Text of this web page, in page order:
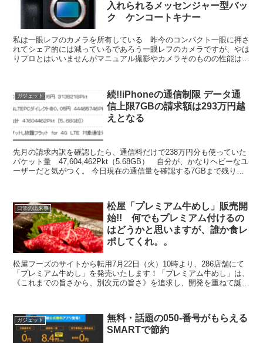
入れられるメッセンジャー型バッ
ク ケンコートキナー
私は一眼レフのカメラを所有している 昨今のコンパクト一眼に押さ
れてシェア的には減っているであろう一眼レフのカメラですが、やは
りプロとはいいませんがマニュアル撮影やカメラそのものの性能はコ
ガジェット
続!!iPhoneの通信制限 データ通
信上限7GBの請求額は293万円越
えとなる
先月の請求内訳を確認したら、通信料だけで238万円分も使っていた
パケット量 47,604,462Pkt（5.68GB） 自分が、かなりヘビーなユ
ーザーだと気がつく。 今日現在の通信量を確認する7GBまで残り
日常の出来事
松屋「プレミアム牛めし」販売開
始!! 何でもプレミアム付けるの
はどうかと思いますが、誰か食レ
ポしてくれ。。
松屋フーズのサイトから転用7月22日（火）10時より、286店舗にて
「プレミアム牛めし」を発売いたします！「プレミアム牛めし」は、
《これまでの旨さから、別次元の旨さ》を追求し、開発を重ねて誕生
ガジェット
無料・話題の050-番号がもらえる
SMARTで節約